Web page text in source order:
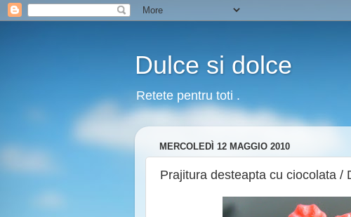
Dulce si dolce
Retete pentru toti .
MERCOLEDÌ 12 MAGGIO 2010
Prajitura desteapta cu ciocolata /